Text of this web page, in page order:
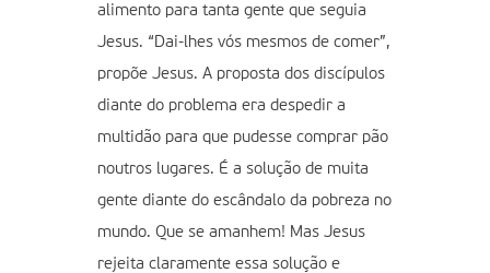
alimento para tanta gente que seguia
Jesus. “Dai-lhes vós mesmos de comer”,
propõe Jesus. A proposta dos discípulos
diante do problema era despedir a
multidão para que pudesse comprar pão
noutros lugares. É a solução de muita
gente diante do escândalo da pobreza no
mundo. Que se amanhem! Mas Jesus
rejeita claramente essa solução e